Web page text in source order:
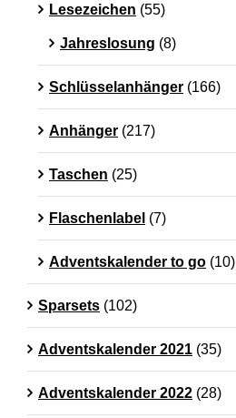
Lesezeichen (55)
Jahreslosung (8)
Schlüsselanhänger (166)
Anhänger (217)
Taschen (25)
Flaschenlabel (7)
Adventskalender to go (10)
Sparsets (102)
Adventskalender 2021 (35)
Adventskalender 2022 (28)